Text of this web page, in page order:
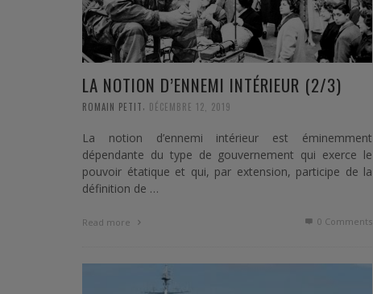
LA NOTION D’ENNEMI INTÉRIEUR (2/3)
ROMAIN PETIT, DÉCEMBRE 12, 2019
La notion d’ennemi intérieur est éminemment
dépendante du type de gouvernement qui exerce le
pouvoir étatique et qui, par extension, participe de la
définition de …
Read more 0 Comments